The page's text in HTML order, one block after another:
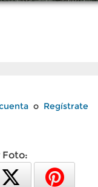
o Regístrate